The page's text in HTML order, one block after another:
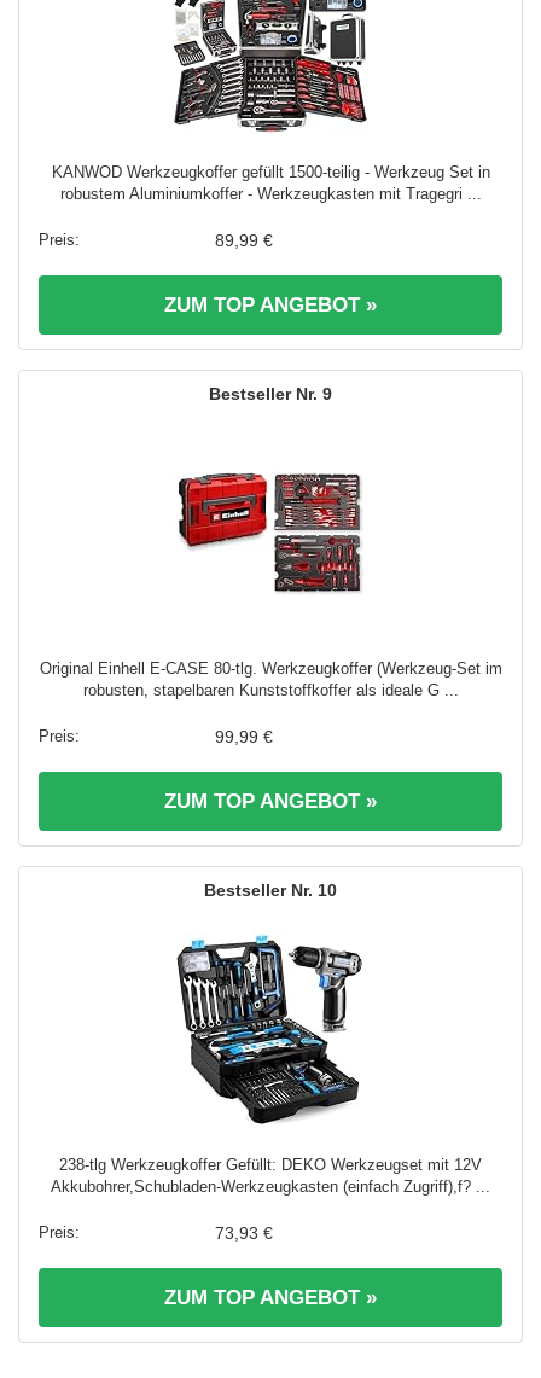
KANWOD Werkzeugkoffer gefüllt 1500-teilig - Werkzeug Set in
robustem Aluminiumkoffer - Werkzeugkasten mit Tragegri ...
89,99 €
ZUM TOP ANGEBOT »
9
Original Einhell E-CASE 80-tlg. Werkzeugkoffer (Werkzeug-Set im
robusten, stapelbaren Kunststoffkoffer als ideale G ...
99,99 €
ZUM TOP ANGEBOT »
10
238-tlg Werkzeugkoffer Gefüllt: DEKO Werkzeugset mit 12V
Akkubohrer,Schubladen-Werkzeugkasten (einfach Zugriff),f? ...
73,93 €
ZUM TOP ANGEBOT »